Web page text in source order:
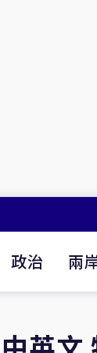
政治 兩